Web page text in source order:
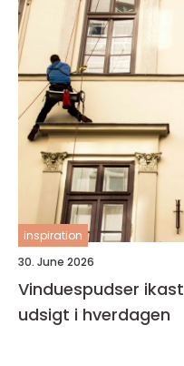
inspiration
30. June 2026
Vinduespudser ikast klare ruder og bedre
udsigt i hverdagen